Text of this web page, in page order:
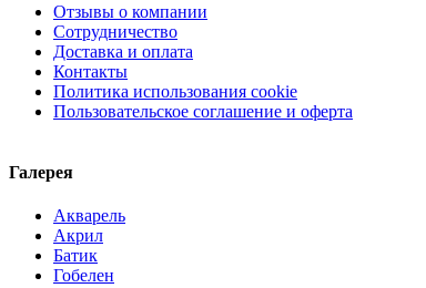
Отзывы о компании
Сотрудничество
Доставка и оплата
Контакты
Политика использования cookie
Пользовательское соглашение и оферта
Галерея
Акварель
Акрил
Батик
Гобелен